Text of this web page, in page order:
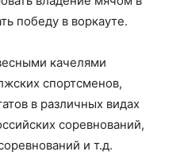
победу в воркауте.
качелями
спортсменов,
в различных видах
соревнований,
и т.д.